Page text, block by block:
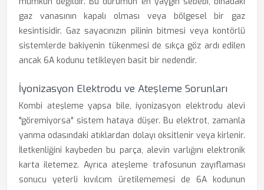
gaz vanasının kapalı olması veya bölgesel bir gaz
kesintisidir. Gaz sayacınızın pilinin bitmesi veya kontörlü
sistemlerde bakiyenin tükenmesi de sıkça göz ardı edilen
ancak 6A kodunu tetikleyen basit bir nedendir.
İyonizasyon Elektrodu ve Ateşleme Sorunları
Kombi ateşleme yapsa bile, iyonizasyon elektrodu alevi
"göremiyorsa" sistem hataya düşer. Bu elektrot, zamanla
yanma odasındaki atıklardan dolayı oksitlenir veya kirlenir.
İletkenliğini kaybeden bu parça, alevin varlığını elektronik
karta iletemez. Ayrıca ateşleme trafosunun zayıflaması
sonucu yeterli kıvılcım üretilememesi de 6A kodunun